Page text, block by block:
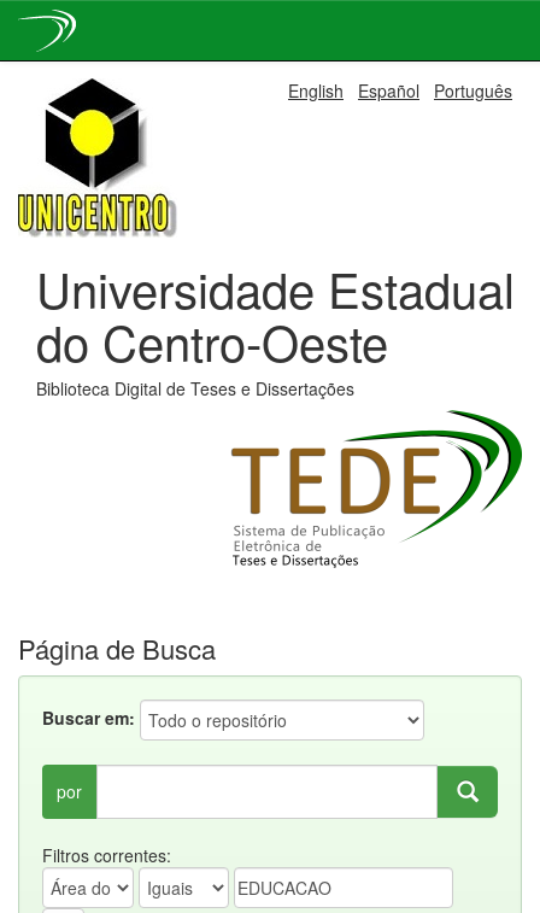
navigation
English Español Português
Universidade Estadual
do Centro-Oeste
Biblioteca Digital de Teses e Dissertações
Página de Busca
Buscar em:
por
Filtros correntes: